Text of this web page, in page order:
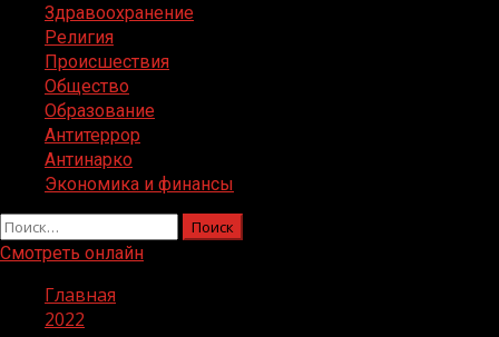
Здравоохранение
Религия
Происшествия
Общество
Образование
Антитеррор
Антинарко
Экономика и финансы
Найти:
Смотреть онлайн
Главная
2022